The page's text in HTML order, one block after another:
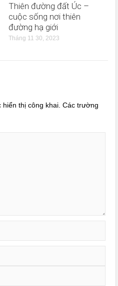
Thiên đường đất Úc –
cuộc sống nơi thiên
đường hạ giới
Tháng 11 30, 2023
thị công khai. Các trường